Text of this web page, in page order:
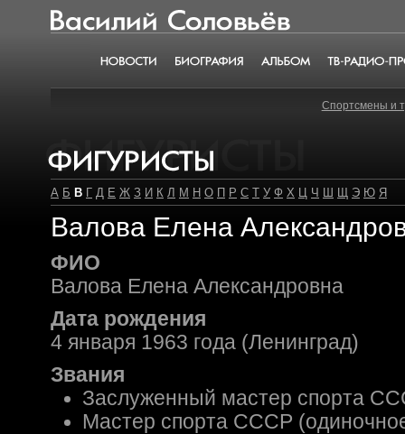
Василий Соловьёв
Новости Биография Альбом ТВ-радио-
Спортсмены и
Фигуристы
А Б В Г Д Е Ж З И К Л М Н О П Р С Т У Ф Х Ч Э Ю Я
Валова Елена
ФИО
Валова Елена Александровна
Дата рождения
4 января 1963 года (Ленинград)
Звания
Заслуженный мастер спорта
Мастер спорта СССР